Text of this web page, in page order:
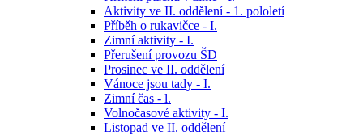
Aktivity ve II. oddělení - 1. pololetí
Příběh o rukavičce - I.
Zimní aktivity - I.
Přerušení provozu ŠD
Prosinec ve II. oddělení
Vánoce jsou tady - I.
Zimní čas - l.
Volnočasové aktivity - I.
Listopad ve II. oddělení